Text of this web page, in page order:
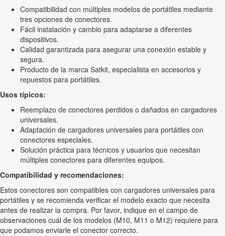
Compatibilidad con múltiples modelos de portátiles mediante
tres opciones de conectores.
Fácil instalación y cambio para adaptarse a diferentes
dispositivos.
Calidad garantizada para asegurar una conexión estable y
segura.
Producto de la marca Satkit, especialista en accesorios y
repuestos para portátiles.
Usos típicos:
Reemplazo de conectores perdidos o dañados en cargadores
universales.
Adaptación de cargadores universales para portátiles con
conectores especiales.
Solución práctica para técnicos y usuarios que necesitan
múltiples conectores para diferentes equipos.
Compatibilidad y recomendaciones:
Estos conectores son compatibles con cargadores universales para
portátiles y se recomienda verificar el modelo exacto que necesita
antes de realizar la compra. Por favor, indique en el campo de
observaciones cuál de los modelos (M10, M11 o M12) requiere para
que podamos enviarle el conector correcto.